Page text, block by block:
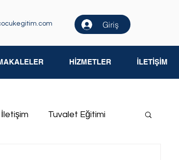
Giriş
HİZMETLER İLETİŞİM
Tuvalet Eğitimi